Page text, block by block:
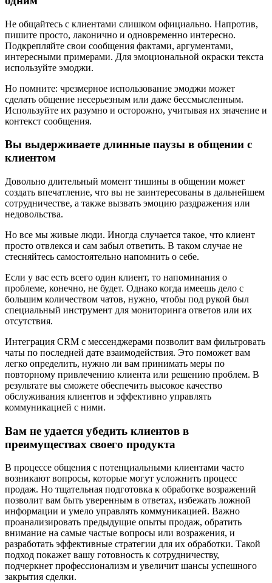
Не общайтесь с клиентами слишком официально. Напротив,
пишите просто, лаконично и одновременно интересно.
Подкрепляйте свои сообщения фактами, аргументами,
интересными примерами. Для эмоциональной окраски текста
используйте эмоджи.
Но помните: чрезмерное использование эмоджи может
сделать общение несерьезным или даже бессмысленным.
Используйте их разумно и осторожно, учитывая их значение и
контекст сообщения.
Вы выдерживаете длинные паузы в общении с
клиентом
Довольно длительный момент тишины в общении может
создать впечатление, что вы не заинтересованы в дальнейшем
сотрудничестве, а также вызвать эмоцию раздражения или
недовольства.
Но все мы живые люди. Иногда случается такое, что клиент
просто отвлекся и сам забыл ответить. В таком случае не
стесняйтесь самостоятельно напомнить о себе.
Если у вас есть всего один клиент, то напоминания о
проблеме, конечно, не будет. Однако когда имеешь дело с
большим количеством чатов, нужно, чтобы под рукой был
специальный инструмент для мониторинга ответов или их
отсутствия.
Интеграция СRM с мессенджерами позволит вам фильтровать
чаты по последней дате взаимодействия. Это поможет вам
легко определить, нужно ли вам принимать меры по
повторному привлечению клиента или решению проблем. В
результате вы сможете обеспечить высокое качество
обслуживания клиентов и эффективно управлять
коммуникацией с ними.
Вам не удается убедить клиентов в
преимуществах своего продукта
В процессе общения с потенциальными клиентами часто
возникают вопросы, которые могут усложнить процесс
продаж. Но тщательная подготовка к обработке возражений
позволит вам быть уверенным в ответах, избежать ложной
информации и умело управлять коммуникацией. Важно
проанализировать предыдущие опыты продаж, обратить
внимание на самые частые вопросы или возражения, и
разработать эффективные стратегии для их обработки. Такой
подход покажет вашу готовность к сотрудничеству,
подчеркнет профессионализм и увеличит шансы успешного
закрытия сделки.